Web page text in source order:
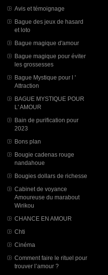
Avis et témoignage
Bague des jeux de hasard
et loto
Bague magique d'amour
Bague magique pour éviter
les grossesses
Bague Mystique pour l '
Attraction
BAGUE MYSTIQUE POUR
L' AMOUR
Bain de purification pour
2023
Bons plan
Bougie cadenas rouge
nandahoue
Bougies dollars de richesse
Cabinet de voyance
Amoureuse du marabout
Wirikou
CHANCE EN AMOUR
Chti
Cinéma
Comment faire le rituel pour
trouver l’amour ?